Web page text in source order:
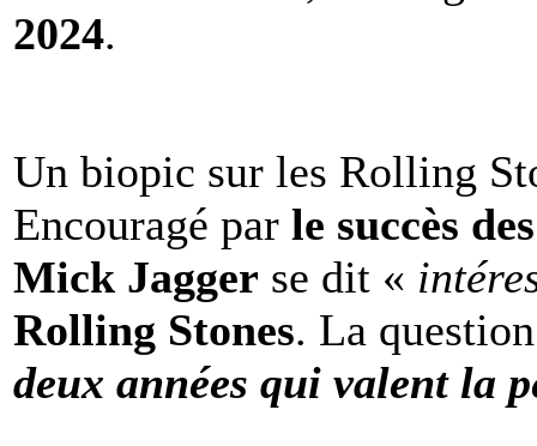
2024.
Un biopic sur les Rolling
Encouragé par le succès
Mick Jagger se dit «
Rolling Stones. La
deux années qui valent la